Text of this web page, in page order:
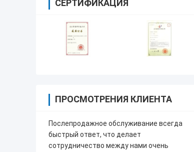
СЕРТИФИКАЦИЯ
ПРОСМОТРЕНИЯ КЛИЕНТА
Послепродажное обслуживание всегда
быстрый ответ, что делает
сотрудничество между нами очень